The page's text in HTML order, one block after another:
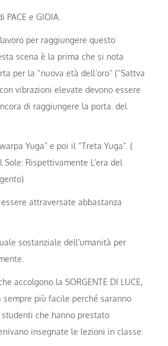
PACE e GIOIA.
per raggiungere questo
scena è la prima che si nota
per la “nuova età dell’oro” (“Sattva
vibrazioni elevate devono essere
di raggiungere la porta. del
Yuga” e poi il “Treta Yuga”. (
Rispettivamente L’era del
attraversate abbastanza
sostanziale dell’umanità per
accolgono la SORGENTE DI LUCE,
più facile perché saranno
che hanno prestato
insegnate le lezioni in classe.